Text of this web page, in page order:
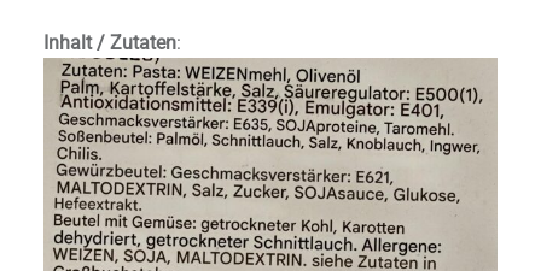
Inhalt / Zutaten: